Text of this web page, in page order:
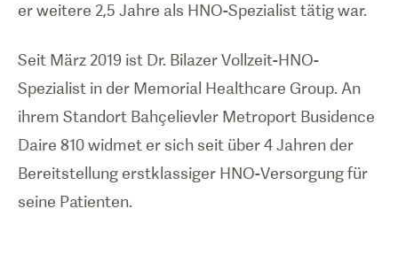
er weitere 2,5 Jahre als HNO-Spezialist tätig war.
Seit März 2019 ist Dr. Bilazer Vollzeit-HNO-
Spezialist in der Memorial Healthcare Group. An
ihrem Standort Bahçelievler Metroport Busidence
Daire 810 widmet er sich seit über 4 Jahren der
Bereitstellung erstklassiger HNO-Versorgung für
seine Patienten.